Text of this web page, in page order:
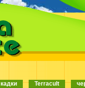
кадки Terracult